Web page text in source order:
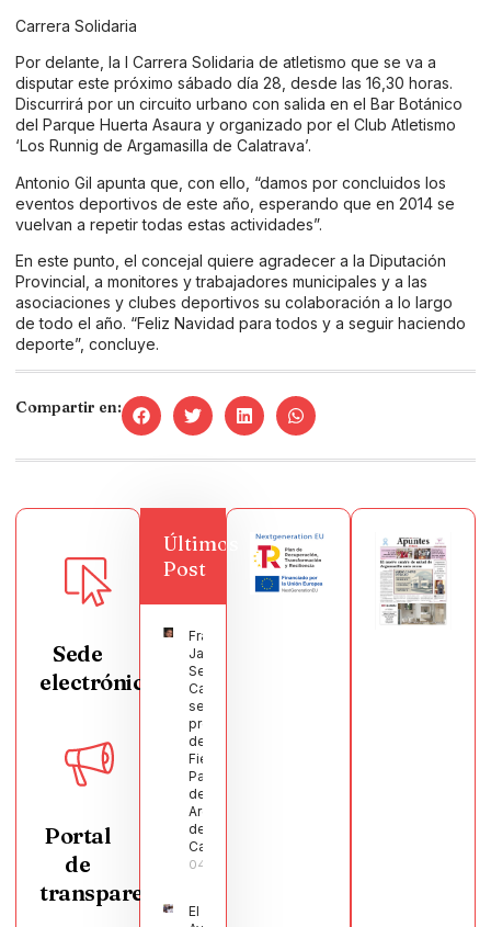
Carrera Solidaria
Por delante, la I Carrera Solidaria de atletismo que se va a
disputar este próximo sábado día 28, desde las 16,30 horas.
Discurrirá por un circuito urbano con salida en el Bar Botánico
del Parque Huerta Asaura y organizado por el Club Atletismo
‘Los Runnig de Argamasilla de Calatrava’.
Antonio Gil apunta que, con ello, “damos por concluidos los
eventos deportivos de este año, esperando que en 2014 se
vuelvan a repetir todas estas actividades”.
En este punto, el concejal quiere agradecer a la Diputación
Provincial, a monitores y trabajadores municipales y a las
asociaciones y clubes deportivos su colaboración a lo largo
de todo el año. “Feliz Navidad para todos y a seguir haciendo
deporte”, concluye.
Compartir en:
Sede
electrónica
Portal
de
transparencia
Últimos
Post
Francisco
Javier
Segura
Castellanos
será el
pregonero
de las
Fiestas
Patronales
de
Argamasilla
de
Calatrava
04/08/2026
El